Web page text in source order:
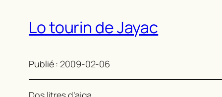
Lo tourin de Jayac
Publié : 2009-02-06